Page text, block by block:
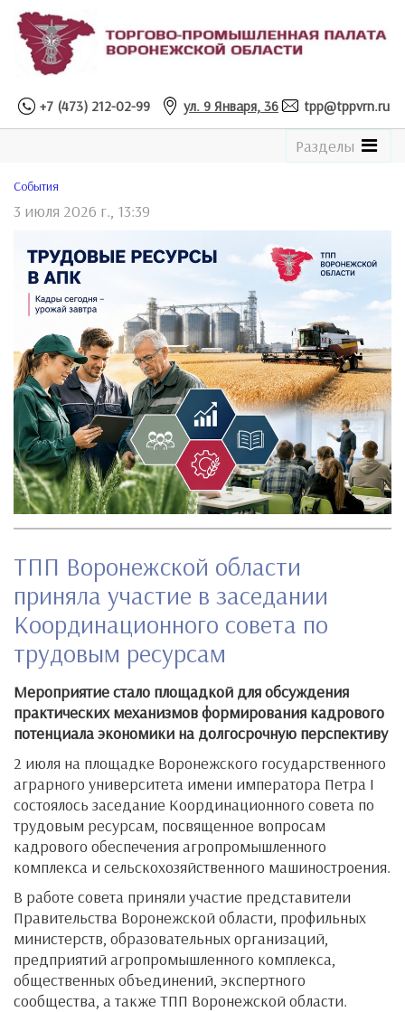
+7 (473) 212-02-99 ул. 9 Января, 36 tpp@tppvrn.ru
See
the
Разделы
Cобытия
3 июля 2026 г., 13:39
ТПП Воронежской области
приняла участие в заседании
Координационного совета по
трудовым ресурсам
Мероприятие стало площадкой для обсуждения
практических механизмов формирования кадрового
потенциала экономики на долгосрочную перспективу
2 июля на площадке Воронежского государственного
аграрного университета имени императора Петра I
состоялось заседание Координационного совета по
трудовым ресурсам, посвященное вопросам
кадрового обеспечения агропромышленного
комплекса и сельскохозяйственного машиностроения.
В работе совета приняли участие представители
Правительства Воронежской области, профильных
министерств, образовательных организаций,
предприятий агропромышленного комплекса,
общественных объединений, экспертного
сообщества, а также ТПП Воронежской области.